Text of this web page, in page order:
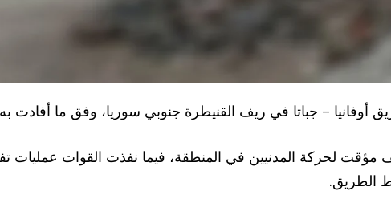
أوفانيا – جباتا في ريف القنيطرة جنوبي سوريا، وفق ما أفادت
مؤقت لحركة المدنيين في المنطقة، فيما نفذت القوات
الطريق.